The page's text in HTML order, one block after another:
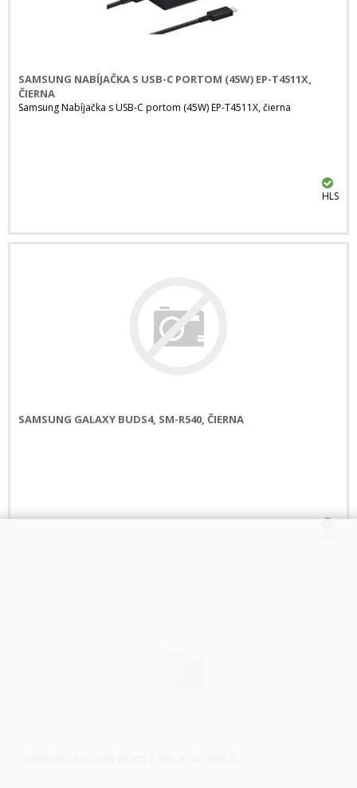
SAMSUNG NABÍJAČKA S USB-C PORTOM (45W) EP-T4511X,
ČIERNA
Samsung Nabíjačka s USB-C portom (45W) EP-T4511X, čierna
HLS
SAMSUNG GALAXY BUDS4, SM-R540, ČIERNA